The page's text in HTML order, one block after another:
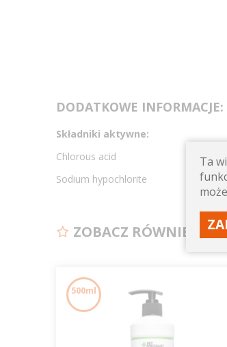
DODATKOWE INFORMACJE:
Składniki aktywne:
Chlorous acid
Sodium hypochlorite
ZOBACZ RÓWNIEŻ
500ml
Ta